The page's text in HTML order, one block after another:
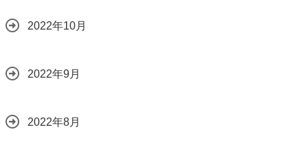
2022年10月
2022年9月
2022年8月